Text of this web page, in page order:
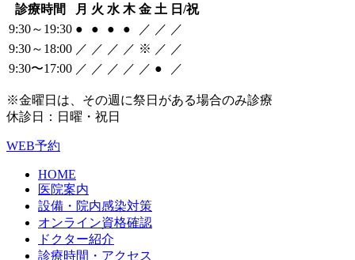
診療時間 月 火 水 木 金 土 日/祝
9:30～19:30 ● ● ● ● ／ ／ ／
9:30～18:00 ／ ／ ／ ／ ※ ／ ／
9:30〜17:00 ／ ／ ／ ／ ／ ● ／
※金曜日は、その週に祭日がある場合のみ診療
休診日：日曜・祝日
WEB予約
HOME
医院案内
設備・院内感染対策
オンライン資格確認
ドクター紹介
診療時間・アクセス